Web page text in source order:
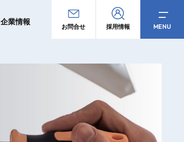
企業情報
お問合せ 採用情報 MENU